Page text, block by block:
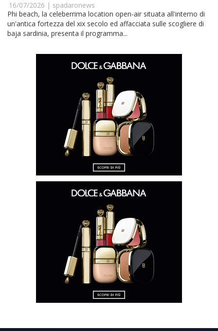
16/07/2026 | spadaronews
Phi beach, la celeberrima location open-air situata all'interno di
un'antica fortezza del xix secolo ed affacciata sulle scogliere di
baja sardinia, presenta il programma...